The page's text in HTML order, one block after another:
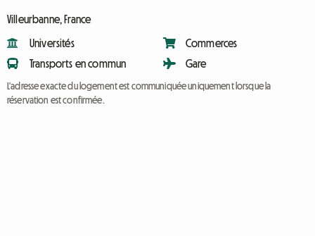
Villeurbanne, France
Universités
Transports en commun
Commerces
Gare
L'adresse exacte du logement est communiquée uniquement lorsque la
réservation est confirmée.